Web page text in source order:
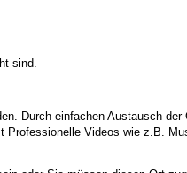
sind.
Durch einfachen Austausch
Videos wie z.B.